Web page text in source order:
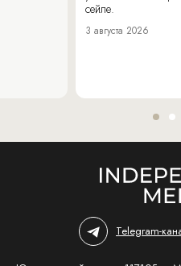
сейле.
3 августа 2026
Telegram-